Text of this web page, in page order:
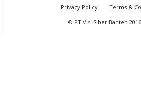
Privacy Policy
Terms &
© PT Visi Siber Banten